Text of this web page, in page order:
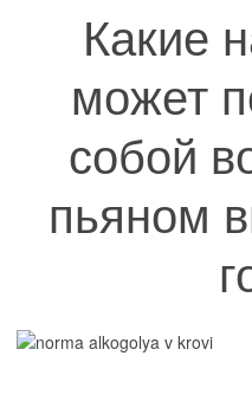
Какие
может
собой
пьяном